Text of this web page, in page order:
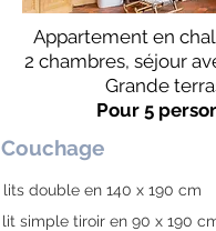
Appartement en
2 chambres, séjour
Grande
Pour 5
Couchage
lits double en 140 x 190 cm
lit simple tiroir en 90 x 190